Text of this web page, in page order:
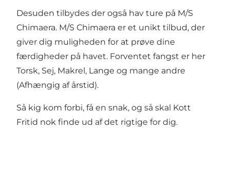
Desuden tilbydes der også hav ture på M/S
Chimaera. M/S Chimaera er et unikt tilbud, der
giver dig muligheden for at prøve dine
færdigheder på havet. Forventet fangst er her
Torsk, Sej, Makrel, Lange og mange andre
(Afhængig af årstid).
Så kig kom forbi, få en snak, og så skal Kott
Fritid nok finde ud af det rigtige for dig.